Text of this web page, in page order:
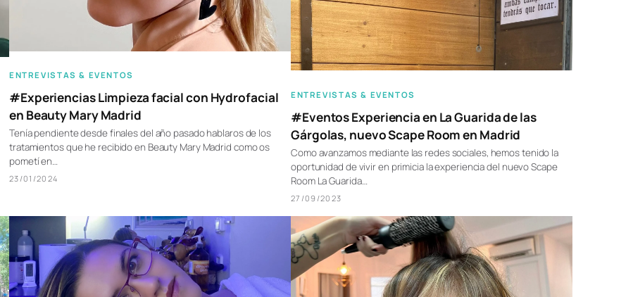
ENTREVISTAS & EVENTOS
#Experiencias Limpieza facial con Hydrofacial
en Beauty Mary Madrid
Tenía pendiente desde finales del año pasado hablaros de los
tratamientos que he recibido en Beauty Mary Madrid como os
pometí en…
23/01/2024
ENTREVISTAS & EVENTOS
#Eventos Experiencia en La Guarida de las
Gárgolas, nuevo Scape Room en Madrid
Como avanzamos mediante las redes sociales, hemos tenido la
oportunidad de vivir en primicia la experiencia del nuevo Scape
Room La Guarida…
27/09/2023